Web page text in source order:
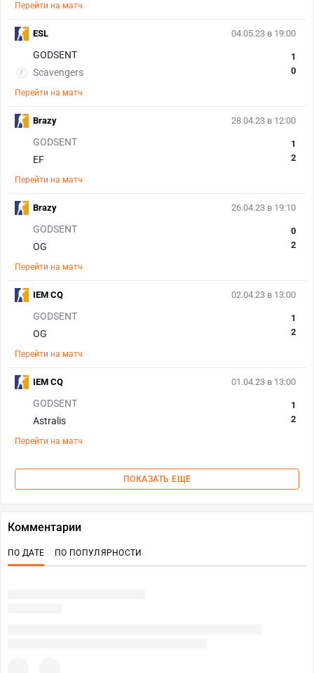
Перейти на матч
04.05.23 в 19:00
GODSENT
Scavengers
1
0
Перейти на матч
ESL
28.04.23 в 12:00
GODSENT
EF
1
2
Перейти на матч
Brazy
26.04.23 в 19:10
GODSENT
OG
0
2
Перейти на матч
Brazy
02.04.23 в 13:00
GODSENT
OG
1
2
Перейти на матч
IEM CQ
01.04.23 в 13:00
GODSENT
Astralis
1
2
Перейти на матч
IEM CQ
ПОКАЗАТЬ ЕЩЕ
Комментарии
ПО ДАТЕ ПО ПОПУЛЯРНОСТИ